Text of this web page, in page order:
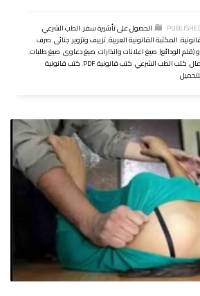
,الحصول على تأشيرة سفر,الطب الشرعي,
,المكتبة القانونية العربية,تزييف وتزوير,جنائى,صرف
(قلم الودائع),صيغ اعلانات وانذارات,صيغ دعاوى,صيغ طلبات,
,كتب الطب الشرعي,كتب قانونية PDF ,كتب قانونية